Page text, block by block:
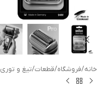
خانه/فروشگاه/قطعات/تیغ و توری